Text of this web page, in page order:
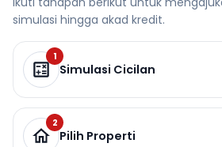
simulasi hingga akad kredit.
1
Simulasi Cicilan
2
Pilih Properti